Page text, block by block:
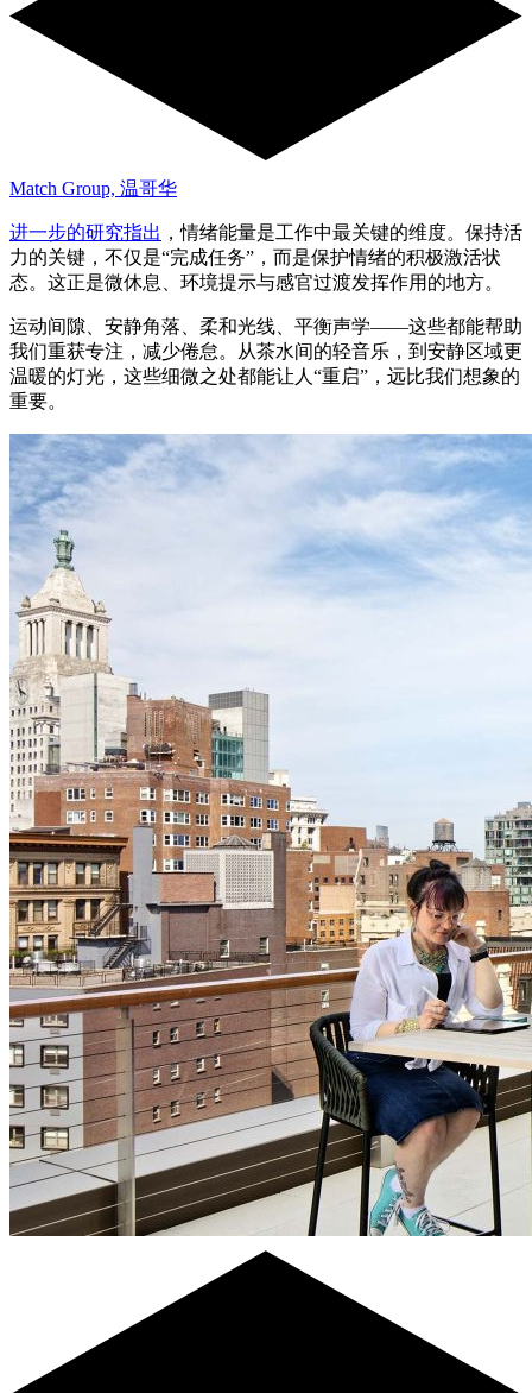
Match Group, 温哥华
进一步的研究指出 ，情绪能量是工作中最关键的维度。保持活
力的关键，不仅是“完成任务”，而是保护情绪的积极激活状
态。这正是微休息、环境提示与感官过渡发挥作用的地方。
运动间隙、安静角落、柔和光线、平衡声学——这些都能帮助
我们重获专注，减少倦怠。从茶水间的轻音乐，到安静区域更
温暖的灯光，这些细微之处都能让人“重启”，远比我们想象的
重要。